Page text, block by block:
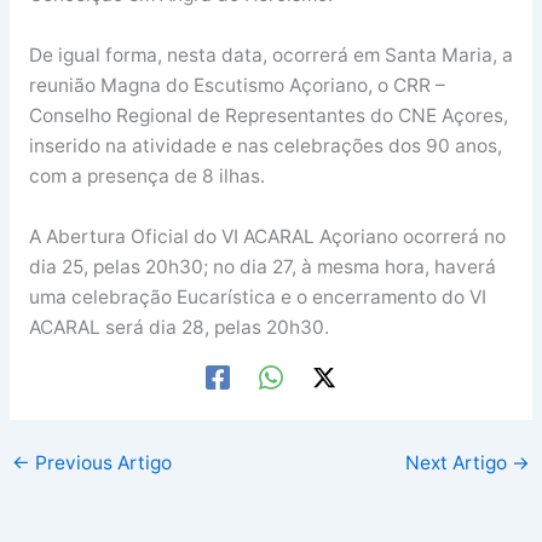
De igual forma, nesta data, ocorrerá em Santa Maria, a
reunião Magna do Escutismo Açoriano, o CRR –
Conselho Regional de Representantes do CNE Açores,
inserido na atividade e nas celebrações dos 90 anos,
com a presença de 8 ilhas.
A Abertura Oficial do VI ACARAL Açoriano ocorrerá no
dia 25, pelas 20h30; no dia 27, à mesma hora, haverá
uma celebração Eucarística e o encerramento do VI
ACARAL será dia 28, pelas 20h30.
← Previous Artigo Next Artigo →